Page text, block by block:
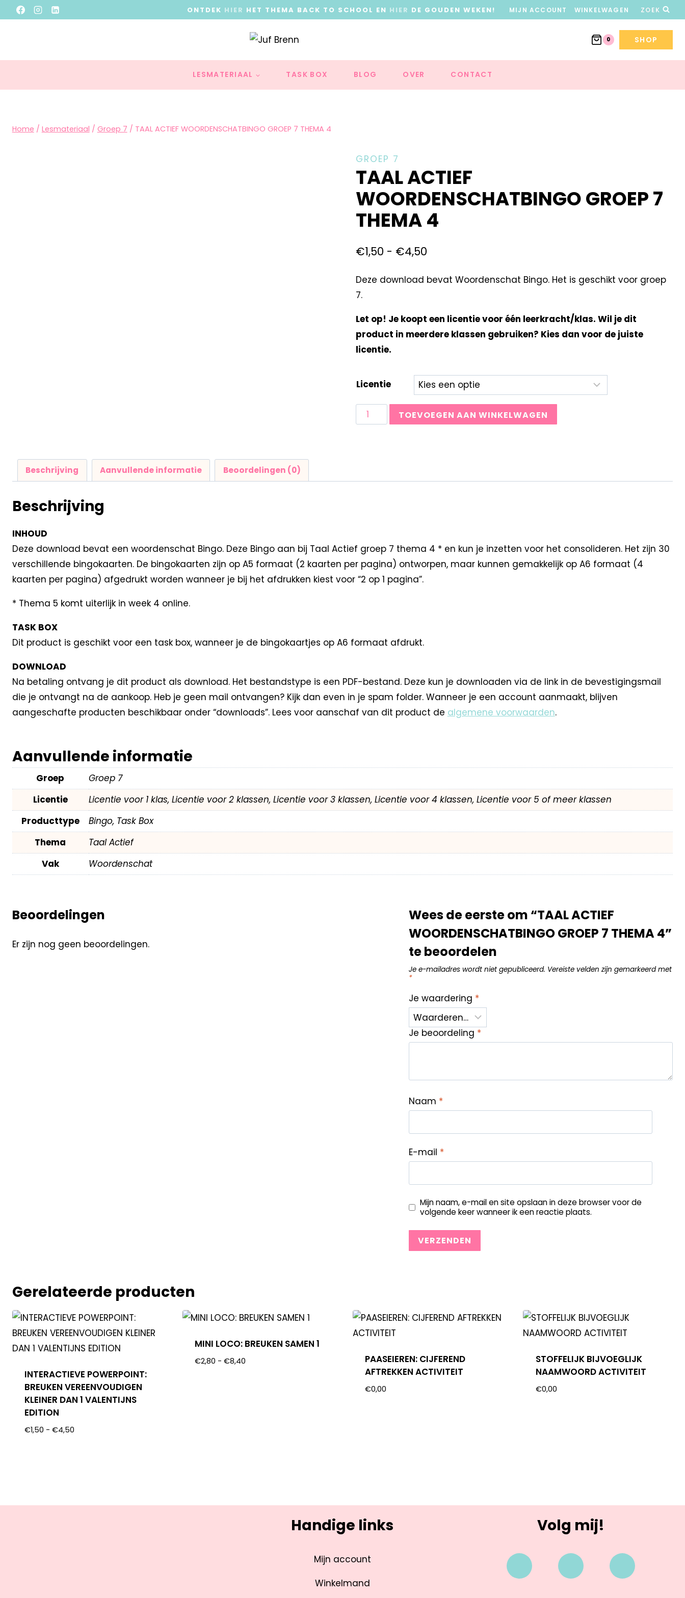
ONTDEK HIER HET THEMA BACK TO SCHOOL EN HIER DE GOUDEN WEKEN! MIJN ACCOUNT WINKELWAGEN ZOEK
0 SHOP
LESMATERIAAL TASK BOX BLOG OVER CONTACT
Home / Lesmateriaal / Groep 7 / TAAL ACTIEF WOORDENSCHATBINGO GROEP 7 THEMA 4
GROEP 7
TAAL ACTIEF
WOORDENSCHATBINGO GROEP 7
THEMA 4
€1,50 - €4,50
Deze download bevat Woordenschat Bingo. Het is geschikt voor groep
7.
Let op! Je koopt een licentie voor één leerkracht/klas. Wil je dit
product in meerdere klassen gebruiken? Kies dan voor de juiste
licentie.
Licentie
TOEVOEGEN AAN WINKELWAGEN
Beschrijving Aanvullende informatie Beoordelingen (0)
Beschrijving
INHOUD
Deze download bevat een woordenschat Bingo. Deze Bingo aan bij Taal Actief groep 7 thema 4 * en kun je inzetten voor het consolideren. Het zijn 30
verschillende bingokaarten. De bingokaarten zijn op A5 formaat (2 kaarten per pagina) ontworpen, maar kunnen gemakkelijk op A6 formaat (4
kaarten per pagina) afgedrukt worden wanneer je bij het afdrukken kiest voor “2 op 1 pagina”.
* Thema 5 komt uiterlijk in week 4 online.
TASK BOX
Dit product is geschikt voor een task box, wanneer je de bingokaartjes op A6 formaat afdrukt.
DOWNLOAD
Na betaling ontvang je dit product als download. Het bestandstype is een PDF-bestand. Deze kun je downloaden via de link in de bevestigingsmail
die je ontvangt na de aankoop. Heb je geen mail ontvangen? Kijk dan even in je spam folder. Wanneer je een account aanmaakt, blijven
aangeschafte producten beschikbaar onder “downloads”. Lees voor aanschaf van dit product de algemene voorwaarden.
Aanvullende informatie
Groep
Groep 7
Licentie
Licentie voor 1 klas, Licentie voor 2 klassen, Licentie voor 3 klassen, Licentie voor 4 klassen, Licentie voor 5 of meer klassen
Producttype
Bingo, Task Box
Thema
Taal Actief
Vak
Woordenschat
Beoordelingen
Er zijn nog geen beoordelingen.
Wees de eerste om “TAAL ACTIEF
WOORDENSCHATBINGO GROEP 7 THEMA 4”
te beoordelen
Je e-mailadres wordt niet gepubliceerd. Vereiste velden zijn gemarkeerd met
*
Je waardering *
Je beoordeling *
Naam *
E-mail *
Mijn naam, e-mail en site opslaan in deze browser voor de
volgende keer wanneer ik een reactie plaats.
Gerelateerde producten
INTERACTIEVE POWERPOINT:
BREUKEN VEREENVOUDIGEN
KLEINER DAN 1 VALENTIJNS
EDITION
€1,50 - €4,50
MINI LOCO: BREUKEN SAMEN 1
€2,80 - €8,40
PAASEIEREN: CIJFEREND
AFTREKKEN ACTIVITEIT
€0,00
STOFFELIJK BIJVOEGLIJK
NAAMWOORD ACTIVITEIT
€0,00
Handige links
Mijn account
Winkelmand
Volg mij!